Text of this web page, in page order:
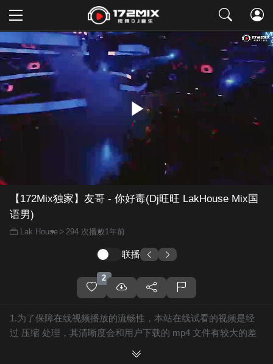
取消
【172Mix独家】友哥 - 你好毒(Dj旺旺 LakHouse Mix国
语男)
Lak House 294 次播放1年前
联播
2
1.为了保障在线视频播放的流畅性，本站在线试看的视频是经
过 压缩 处理，其清晰度会和用户下载的 mp4 文件有较大的差